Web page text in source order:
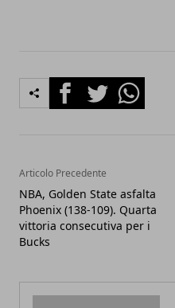
FacebookTwitterWhatsapp
Articolo Precedente
NBA, Golden State asfalta
Phoenix (138-109). Quarta
vittoria consecutiva per i
Bucks